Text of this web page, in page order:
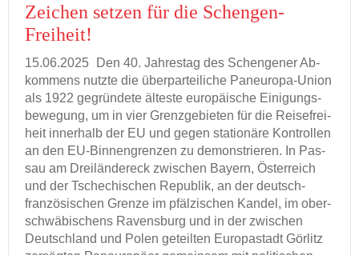
Zei­chen set­zen für die Schengen-​
Freiheit!
15.06.2025
Den 40. Jah­res­tag des Schen­ge­ner Ab­
kom­mens nutz­te die über­par­tei­li­che Paneuropa-​Union
als 1922 ge­grün­de­te äl­tes­te eu­ro­päi­sche Ei­ni­gungs­
be­we­gung, um in vier Grenz­ge­bie­ten für die Rei­se­frei­
heit in­ner­halb der EU und gegen sta­tio­nä­re Kon­trol­len
an den EU-​Binnengrenzen zu de­mons­trie­ren. In Pas­
sau am Drei­län­der­eck zwi­schen Bay­ern, Ös­ter­reich
und der Tsche­chi­schen Re­pu­blik, an der deutsch-​
französischen Gren­ze im pfäl­zi­schen Kan­del, im ober­
schwä­bi­schens Ra­vens­burg und in der zwi­schen
Deutsch­land und Polen ge­teil­ten Eu­ro­pa­stadt Gör­litz